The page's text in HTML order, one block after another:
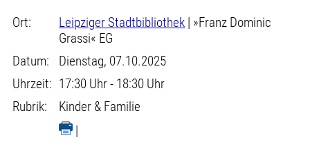
Ort: Leipziger Stadtbibliothek | »Franz Dominic
Grassi« EG
Datum:
Dienstag, 07.10.2025
Uhrzeit: 17:30 Uhr - 18:30 Uhr
Rubrik:
Kinder & Familie
|